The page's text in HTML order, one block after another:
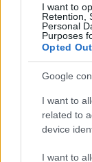
I want to
Retention,
Personal
Purposes
Opted Out
Google
I want to
related to
device
I want to